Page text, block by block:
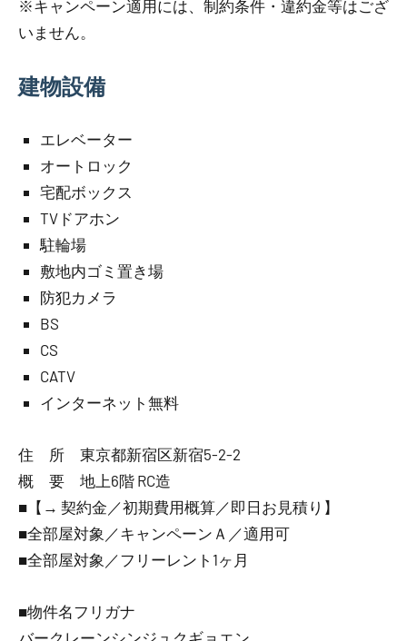
※キャンペーン適用には、制約条件・違約金等はござ
いません。
建物設備
エレベーター
オートロック
宅配ボックス
TVドアホン
駐輪場
敷地内ゴミ置き場
防犯カメラ
BS
CS
CATV
インターネット無料
住 所 東京都新宿区新宿5-2-2
概 要 地上6階 RC造
■【→ 契約金／初期費用概算／即日お見積り】
■全部屋対象／キャンペーンＡ／適用可
■全部屋対象／フリーレント1ヶ月
■物件名フリガナ
バークレーンシンジュクギョエン